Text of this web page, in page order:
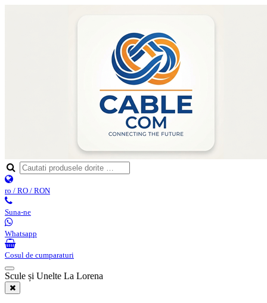
ro / RO / RON
Suna-ne
Whatsapp
Cosul de cumparaturi
Scule și Unelte La Lorena